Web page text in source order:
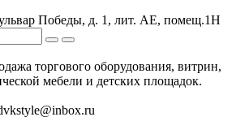
Победы, д. 1, лит. АЕ, помещ.1Н
торгового оборудования, витрин,
мебели и детских площадок.